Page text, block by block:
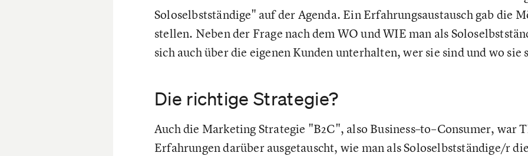
Soloselbstständige" auf der Agenda. Ein Erfahrungsaustausch gab die
stellen. Neben der Frage nach dem WO und WIE man als
sich auch über die eigenen Kunden unterhalten, wer sie sind und wo sie
Die richtige Strategie?
Auch die Marketing Strategie "B2C", also Business–to–Consumer, war
Erfahrungen darüber ausgetauscht, wie man als Soloselbstständige/r